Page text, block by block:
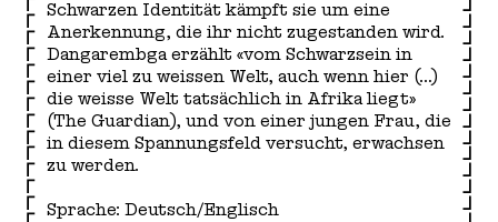
Schwarzen Identität kämpft sie um eine
Anerkennung, die ihr nicht zugestanden wird.
Dangarembga erzählt «vom Schwarzsein in
einer viel zu weissen Welt, auch wenn hier (…)
die weisse Welt tatsächlich in Afrika liegt»
(The Guardian), und von einer jungen Frau, die
in diesem Spannungsfeld versucht, erwachsen
zu werden.
Sprache: Deutsch/Englisch